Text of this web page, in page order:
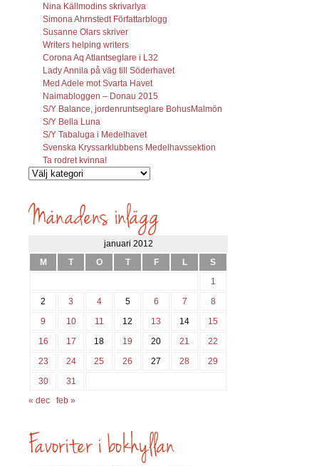
Nina Källmodins skrivarlya
Simona Ahrnstedt Författarblogg
Susanne Olars skriver
Writers helping writers
Corona Aq Atlantseglare i L32
Lady Annila på väg till Söderhavet
Med Adele mot Svarta Havet
Naimabloggen – Donau 2015
S/Y Balance, jordenruntseglare BohusMalmön
S/Y Bella Luna
S/Y Tabaluga i Medelhavet
Svenska Kryssarklubbens Medelhavssektion
Ta rodret kvinna!
Vilka
söks?
januari 2012
M
T O T F L
S
1
2
3 4 5 6 7
8
9
10 11 12 13 14
15
16
17 18 19 20 21
22
23
24 25 26 27 28
29
30
31
« dec
feb »